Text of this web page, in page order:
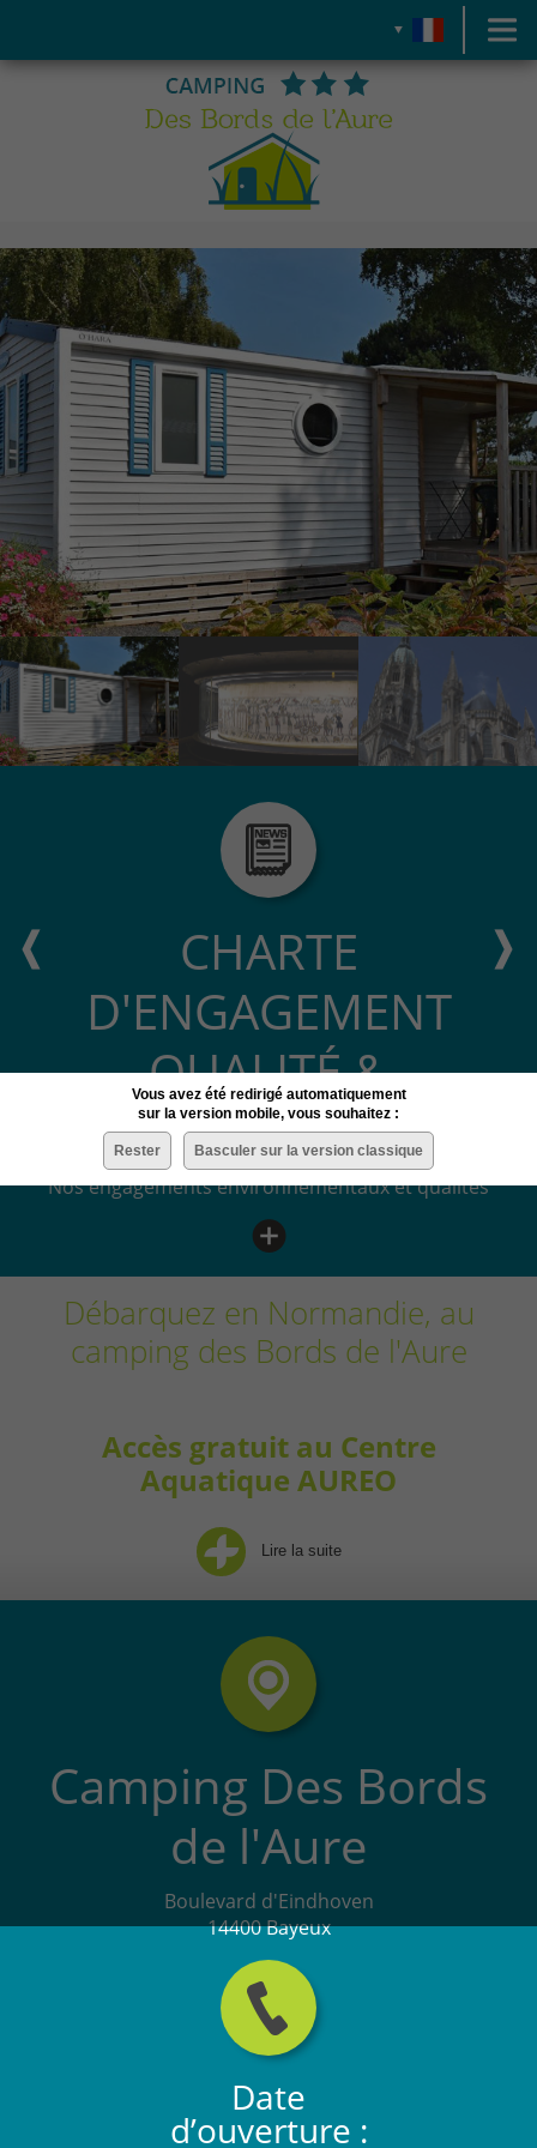
CHARTE
D'ENGAGEMENT
QUALITÉ &
ÉCORESPONSABLE
Nos engagements environnementaux et qualités
Débarquez en Normandie, au
camping des Bords de l'Aure
Accès gratuit au Centre
Aquatique AUREO
Lire la suite
Camping Des Bords
de l'Aure
Boulevard d'Eindhoven
14400 Bayeux
Date
d’ouverture :
Vous avez été redirigé automatiquement
sur la version mobile, vous souhaitez :
Rester Basculer sur la version classique